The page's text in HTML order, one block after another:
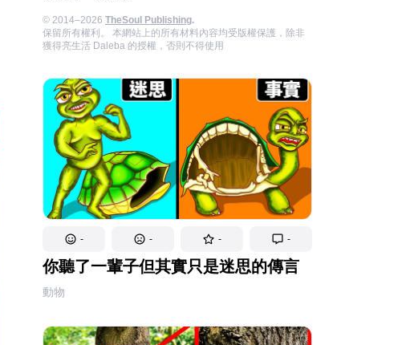
© 2014–2026 TheSoul Publishing.
保留所有權利。 本網站上的所有材料內容均受版權保護，除非
獲得亮生活 Daleba 的授權，否則不得使用
- - - -
你聽了一輩子但其實只是迷思的傳言
動物